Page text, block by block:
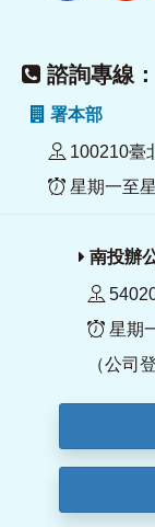
諮詢專線
署本部
100210臺
星期一至
南投辦
星期
（公司